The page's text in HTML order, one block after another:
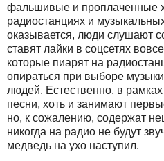
фальшивые и проплаченные
радиостанциях и
оказывается, люди слушают
ставят лайки в соцсетях
которые пиарят на
опираться при выборе
людей. Естественно, в
песни, хоть и занимают
но, к сожалению, содержат
никогда на радио не будут
медведь на ухо наступил.